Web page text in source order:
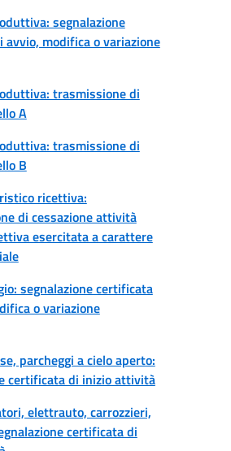
segnalazione
modifica o variazione
trasmissione di
A
trasmissione di
B
ricettiva:
di cessazione attività
esercitata a carattere
segnalazione certificata
o variazione
parcheggi a cielo aperto:
certificata di inizio attività
elettrauto, carrozzieri,
certificata di